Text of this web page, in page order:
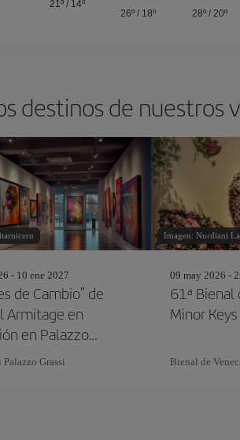
21º/ 14º
26º / 18º
28º/ 20º
destinos de nuestros
- 10 ene 2027
de Cambio" de
Armitage en
en Palazzo
Grassi
Imagen: Nurdiani
09 may 2026 -
61ª Bienal
Minor Keys
Bienal de